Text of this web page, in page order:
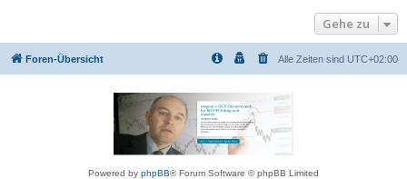
Gehe zu
Foren-Übersicht Alle Zeiten sind UTC+02:00
Powered by phpBB® Forum Software © phpBB Limited